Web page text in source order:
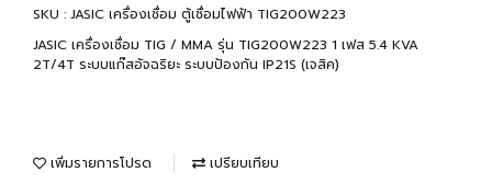
SKU : JASIC เครื่องเชื่อม ตู้เชื่อมไฟฟ้า TIG200W223
JASIC เครื่องเชื่อม TIG / MMA รุ่น TIG200W223 1 เฟส 5.4 KVA
2T/4T ระบบแก๊สอัจฉริยะ ระบบป้องกัน IP21S (เจสิค)
เพิ่มรายการโปรด เปรียบเทียบ